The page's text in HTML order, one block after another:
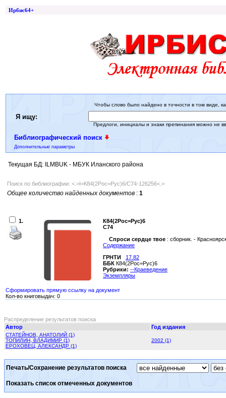
Ирбис64+
Я ищу:
Чтобы слово было найдено в точности в том виде,
Предлоги, инициалы и знаки препинания можно не
Библиографический поиск
Дополнительные параметры
Текущая БД: ILMBUK - МБУК Иланского района
Поиск по библиографии: <.>I=К84(2Рос=Рус)6/С74-126256<.>
Общее количество найденных документов : 1
1.
К84(2Рос=Рус)6
С74
Спроси сердце твое : сборник. -
Содержание
ГРНТИ
17.82
ББК К84(2Рос=Рус)6
Рубрики: --Краеведение
Экземпляры
Сформировать прямую ссылку на документ
Кол-во книговыдач: 0
Распределение результатов поиска
Автор
Год издания
СТАТЕЙНОВ, АНАТОЛИЙ (1)
ТОПИЛИН, ВЛАДИМИР (1)
ЕРОХОВЕЦ, АЛЕКСАНДР (1)
2002 (1)
Печать/Сохранение результатов поиска
Показать список отмеченных документов